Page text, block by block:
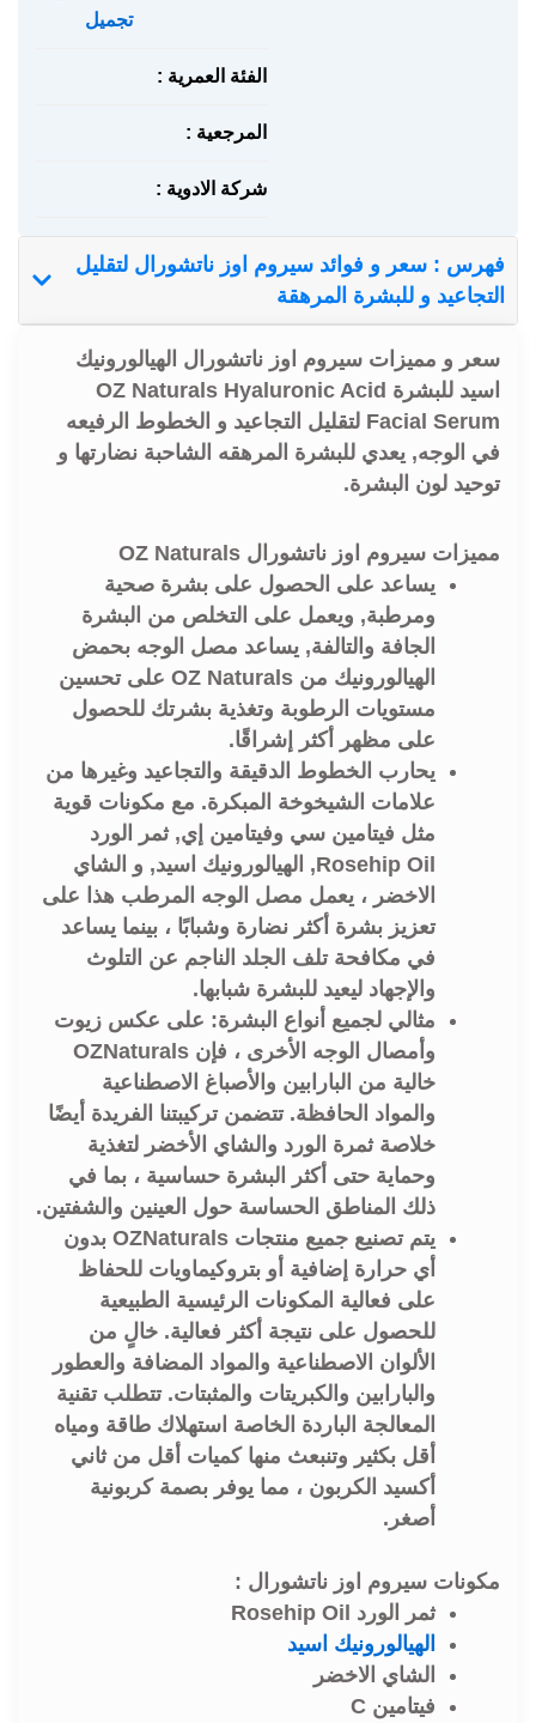
تجميل
الفئة العمرية :
المرجعية :
شركة الادوية :
فهرس : سعر و فوائد سيروم اوز ناتشورال لتقليل
التجاعيد و للبشرة المرهقة
سعر و مميزات سيروم اوز ناتشورال الهيالورونيك
اسيد للبشرة OZ Naturals Hyaluronic Acid
Facial Serum لتقليل التجاعيد و الخطوط الرفيعه
في الوجه, يعدي للبشرة المرهقه الشاحبة نضارتها و
توحيد لون البشرة.
مميزات سيروم اوز ناتشورال OZ Naturals
يساعد على الحصول على بشرة صحية
ومرطبة, ويعمل على التخلص من البشرة
الجافة والتالفة, يساعد مصل الوجه بحمض
الهيالورونيك من OZ Naturals على تحسين
مستويات الرطوبة وتغذية بشرتك للحصول
على مظهر أكثر إشراقًا.
يحارب الخطوط الدقيقة والتجاعيد وغيرها من
علامات الشيخوخة المبكرة. مع مكونات قوية
مثل فيتامين سي وفيتامين إي, ثمر الورد
Rosehip Oil, الهيالورونيك اسيد, و الشاي
الاخضر ، يعمل مصل الوجه المرطب هذا على
تعزيز بشرة أكثر نضارة وشبابًا ، بينما يساعد
في مكافحة تلف الجلد الناجم عن التلوث
والإجهاد ليعيد للبشرة شبابها.
مثالي لجميع أنواع البشرة: على عكس زيوت
وأمصال الوجه الأخرى ، فإن OZNaturals
خالية من البارابين والأصباغ الاصطناعية
والمواد الحافظة. تتضمن تركيبتنا الفريدة أيضًا
خلاصة ثمرة الورد والشاي الأخضر لتغذية
وحماية حتى أكثر البشرة حساسية ، بما في
ذلك المناطق الحساسة حول العينين والشفتين.
يتم تصنيع جميع منتجات OZNaturals بدون
أي حرارة إضافية أو بتروكيماويات للحفاظ
على فعالية المكونات الرئيسية الطبيعية
للحصول على نتيجة أكثر فعالية. خالٍ من
الألوان الاصطناعية والمواد المضافة والعطور
والبارابين والكبريتات والمثبتات. تتطلب تقنية
المعالجة الباردة الخاصة استهلاك طاقة ومياه
أقل بكثير وتنبعث منها كميات أقل من ثاني
أكسيد الكربون ، مما يوفر بصمة كربونية
أصغر.
مكونات سيروم اوز ناتشورال :
ثمر الورد Rosehip Oil
الهيالورونيك اسيد
الشاي الاخضر
فيتامين C